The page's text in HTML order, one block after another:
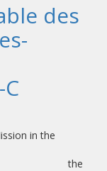
des
in the